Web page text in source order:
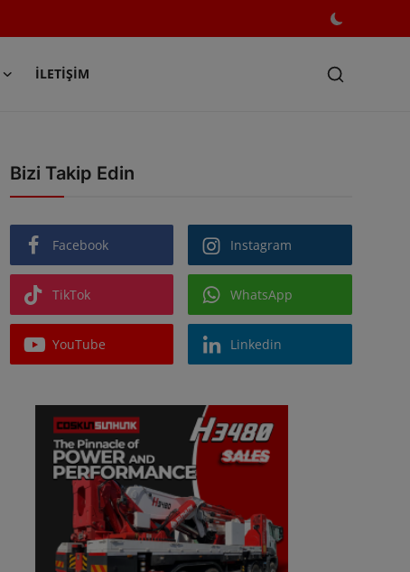
İLETIŞIM
Bizi Takip Edin
Facebook Instagram
TikTok WhatsApp
YouTube Linkedin